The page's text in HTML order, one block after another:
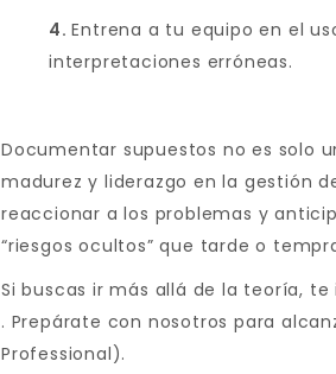
4.Entrena a tu equipo en el
interpretaciones erróneas.
Documentar supuestos no es solo
madurez y liderazgo en la gestión
reaccionar a los problemas y
“riesgos ocultos” que tarde o
Si buscas ir más allá de la teoría,
. Prepárate con nosotros para
Professional).